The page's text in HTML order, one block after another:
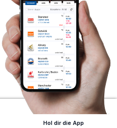
Hol dir die App